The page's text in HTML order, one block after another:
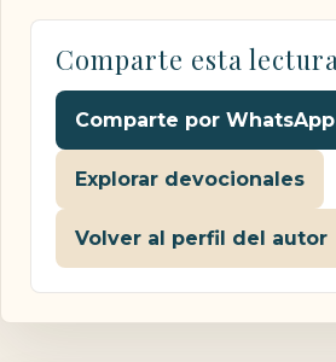
Comparte esta lectura
Comparte por WhatsApp
Explorar devocionales
Volver al perfil del autor